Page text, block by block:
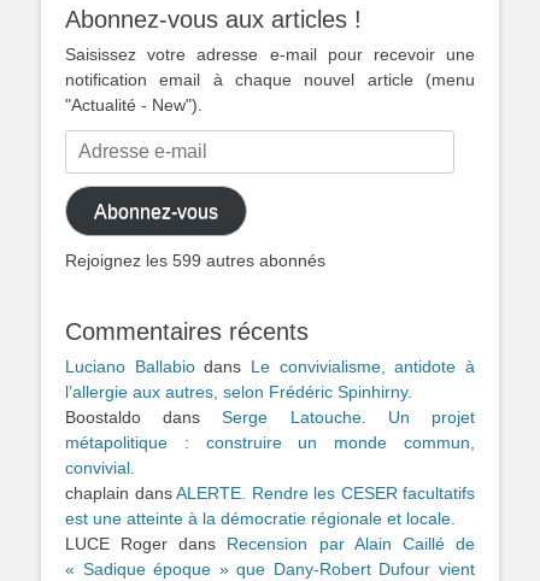
Abonnez-vous aux articles !
Saisissez votre adresse e-mail pour recevoir une
notification email à chaque nouvel article (menu
"Actualité - New").
Adresse
e-
mail
Abonnez-vous
Rejoignez les 599 autres abonnés
Commentaires récents
Luciano Ballabiodans Le convivialisme, antidote à
l’allergie aux autres, selon Frédéric Spinhirny.
Boostaldo dansSerge Latouche. Un projet
métapolitique : construire un monde commun,
convivial.
chaplain dansALERTE. Rendre les CESER facultatifs
est une atteinte à la démocratie régionale et locale.
LUCE Roger dans Recension par Alain Caillé de
« Sadique époque » que Dany-Robert Dufour vient